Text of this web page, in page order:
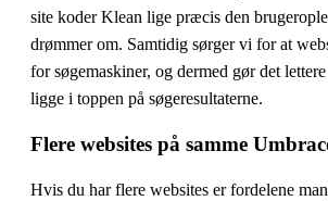
site koder Klean lige præcis den
drømmer om. Samtidig sørger vi for at
for søgemaskiner, og dermed gør det
ligge i toppen på søgeresultaterne.
Flere websites på samme
Hvis du har flere websites er fordelene